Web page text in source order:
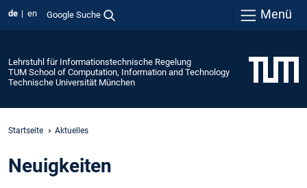
de en Google Suche Menü
Lehrstuhl für Informationstechnische Regelung
TUM School of Computation, Information and Technology
Technische Universität München
Startseite Aktuelles
Neuigkeiten